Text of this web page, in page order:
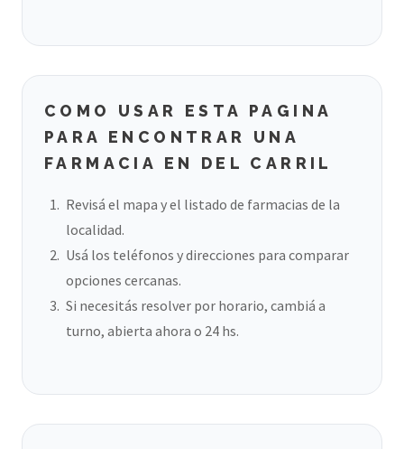
COMO USAR ESTA PAGINA
PARA ENCONTRAR UNA
FARMACIA EN DEL CARRIL
Revisá el mapa y el listado de farmacias de la
localidad.
Usá los teléfonos y direcciones para comparar
opciones cercanas.
Si necesitás resolver por horario, cambiá a
turno, abierta ahora o 24 hs.